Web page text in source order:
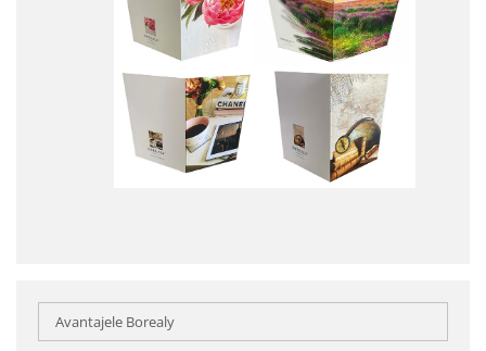
Avantajele Borealy